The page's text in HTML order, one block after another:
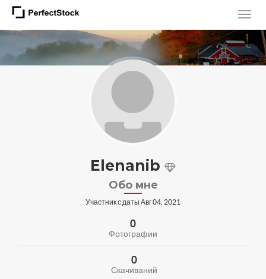
Elenanib
Обо мне
Участник с даты Авг 04, 2021
0
Фотографии
0
Скачиваний